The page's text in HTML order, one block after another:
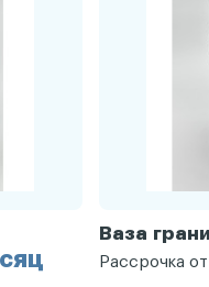
Ваза
Рассрочка